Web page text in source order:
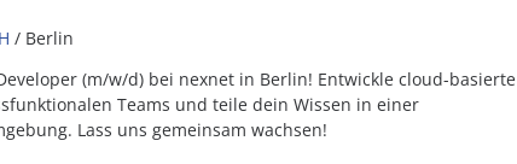
/ Berlin
(m/w/d) bei nexnet in Berlin! Entwickle cloud-basierte
Teams und teile dein Wissen in einer
Lass uns gemeinsam wachsen!